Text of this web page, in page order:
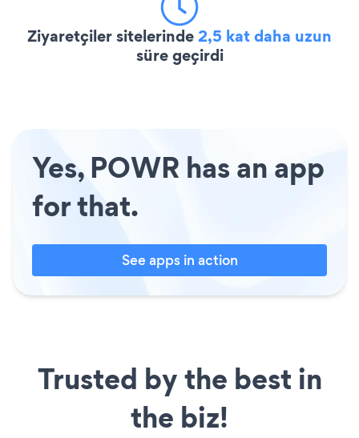
Ziyaretçiler sitelerinde2,5 kat daha uzun
süre geçirdi
Yes, POWR has an app
for that.
See apps in action
Trusted by the best in
the biz!